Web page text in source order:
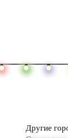
Другие